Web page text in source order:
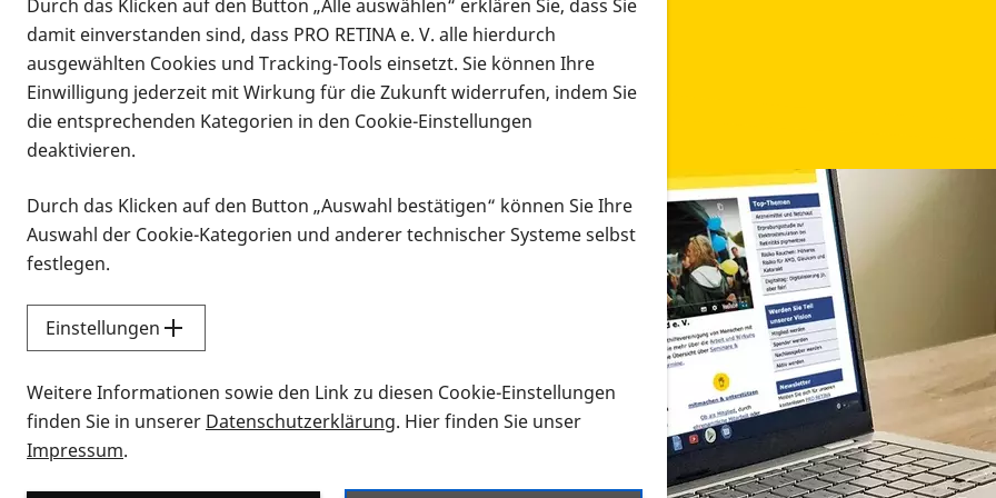
Infomaterial
Infomaterial
Vorlesen
Alle Infomaterialien in verschiedenen Formaten an
Sie möchten wissen, wie Sie nach Infonmaterial suchen und dieses bestellen bzw. herunterladen
Durch das Klicken auf den Button „Alle auswählen“ erklären Sie, dass Sie
damit einverstanden sind, dass PRO RETINA e. V. alle hierdurch
ausgewählten Cookies und Tracking-Tools einsetzt. Sie können Ihre
Einwilligung jederzeit mit Wirkung für die Zukunft widerrufen, indem Sie
die entsprechenden Kategorien in den Cookie-Einstellungen
deaktivieren.
Durch das Klicken auf den Button „Auswahl bestätigen“ können Sie Ihre
Auswahl der Cookie-Kategorien und anderer technischer Systeme selbst
festlegen.
Einstellungen
Weitere Informationen sowie den Link zu diesen Cookie-Einstellungen
finden Sie in unserer Datenschutzerklärung. Hier finden Sie unser
Impressum.